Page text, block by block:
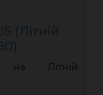
(Літній
на Літній